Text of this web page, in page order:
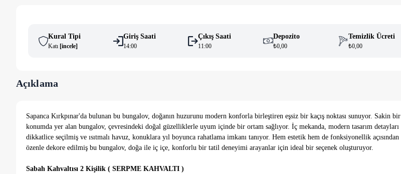
Kural Tipi
Katı [i̇ncele]
Giriş Saati
14:00
Çıkış Saati
11:00
Depozito
₺0,00
Temizlik Ücreti
₺0,00
Açıklama
Sapanca Kırkpınar'da bulunan bu bungalov, doğanın huzurunu modern konforla birleştiren eşsiz bir kaçış noktası sunuyor. Sakin bir
konumda yer alan bungalov, çevresindeki doğal güzelliklerle uyum içinde bir ortam sağlıyor. İç mekanda, modern tasarım detayları
dikkatlice seçilmiş ve ısıtmalı havuz, konuklara yıl boyunca rahatlama imkanı tanıyor. Hem estetik hem de fonksiyonellik açısından
özenle dekore edilmiş bu bungalov, doğa ile iç içe, konforlu bir tatil deneyimi arayanlar için ideal bir seçenek oluşturuyor.
Sabah Kahvaltısı 2 Kişilik ( SERPME KAHVALTI )